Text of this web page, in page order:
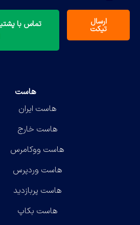
ارسال
تیکت
هاست
هاست ایران
هاست خارج
هاست ووکامرس
هاست وردپرس
هاست پربازدید
هاست بکاپ